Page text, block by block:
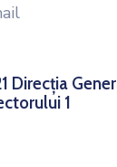
Direcția
1